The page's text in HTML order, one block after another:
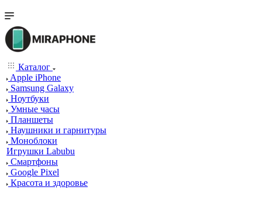
Каталог
Apple iPhone
Samsung Galaxy
Ноутбуки
Умные часы
Планшеты
Наушники и гарнитуры
Моноблоки
Игрушки Labubu
Смартфоны
Google Pixel
Красота и здоровье